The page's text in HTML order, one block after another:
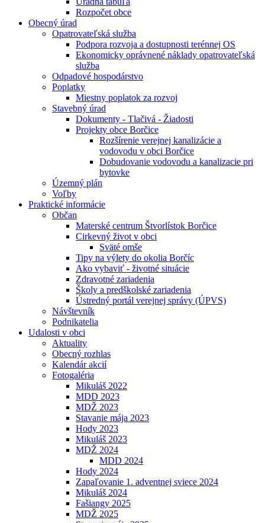
Rozpočet obce
Obecný úrad
Opatrovateľská služba
Podpora rozvoja a dostupnosti terénnej OS
Ekonomicky oprávnené náklady opatrovateľská
služba
Odpadové hospodárstvo
Poplatky
Miestny poplatok za rozvoj
Stavebný úrad
Dokumenty - Tlačivá - Žiadosti
Projekty obce Borčice
Rozšírenie verejnej kanalizácie a
vodovodu v obci Borčice
Dobudovanie vodovodu a kanalizacie pri
bytovke
Územný plán
Voľby
Praktické informácie
Občan
Materské centrum Štvorlístok Borčice
Cirkevný život v obci
Sväté omše
Tipy na výlety do okolia Borčíc
Ako vybaviť - životné situácie
Zdravotné zariadenia
Školy a predškolské zariadenia
Ústredný portál verejnej správy (ÚPVS)
Návštevník
Podnikatelia
Udalosti v obci
Aktuality
Obecný rozhlas
Kalendár akcií
Fotogaléria
Mikuláš 2022
MDD 2023
MDŽ 2023
Stavanie mája 2023
Hody 2023
Mikuláš 2023
MDŽ 2024
MDD 2024
Hody 2024
Zapaľovanie 1. adventnej sviece 2024
Mikuláš 2024
Fašiangy 2025
MDŽ 2025